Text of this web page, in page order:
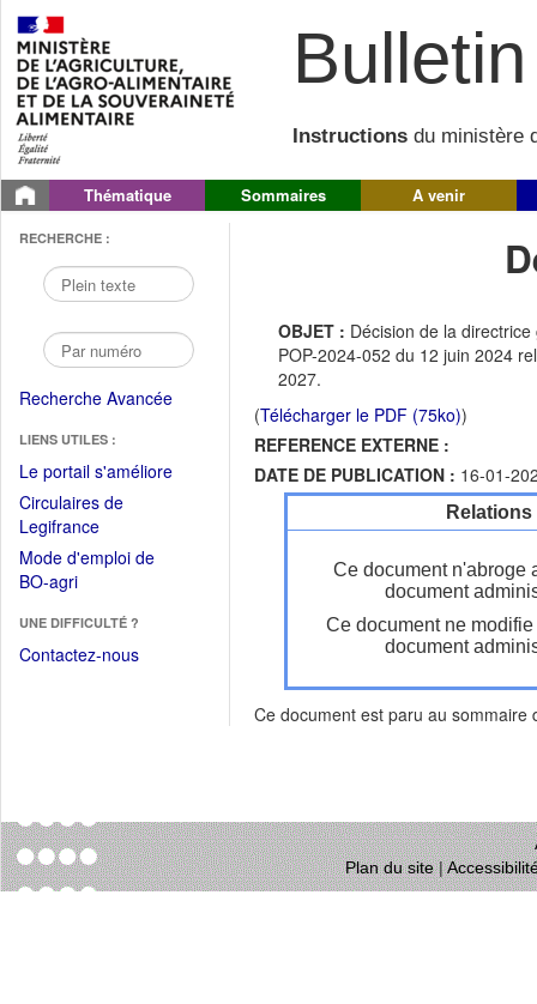
Instructions du ministère
Thématique Sommaires A venir
RECHERCHE :
Recherche Avancée
LIENS UTILES :
Le portail s'améliore(Fichier
Circulaires de
Legifrance(Ouvrir
dans
une
fenêtre)
Mode d'emploi de
BO-agri(Ouvrir
une
nouvelle
UNE DIFFICULTÉ ?
Contactez-nous
OBJET : Décision de la
POP-2024-052 du 12 juin 2024
2027.
(Télécharger le PDF (75ko))
REFERENCE EXTERNE :
DATE DE PUBLICATION : 16-01-
Ce document n'abroge
document
Ce document ne
document
Ce document est paru au sommaire
Plan du site|